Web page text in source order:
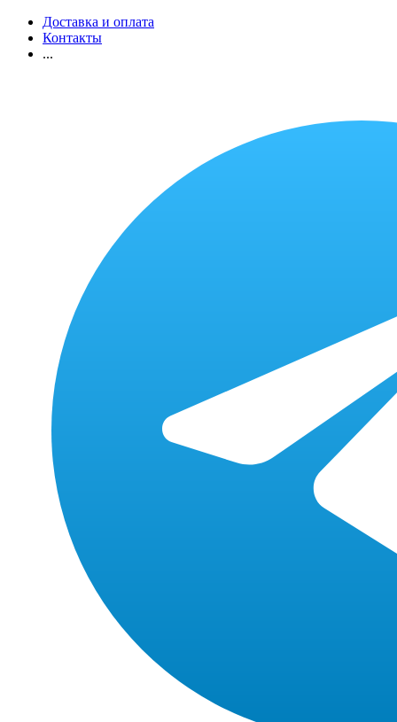
Доставка и оплата
Контакты
...